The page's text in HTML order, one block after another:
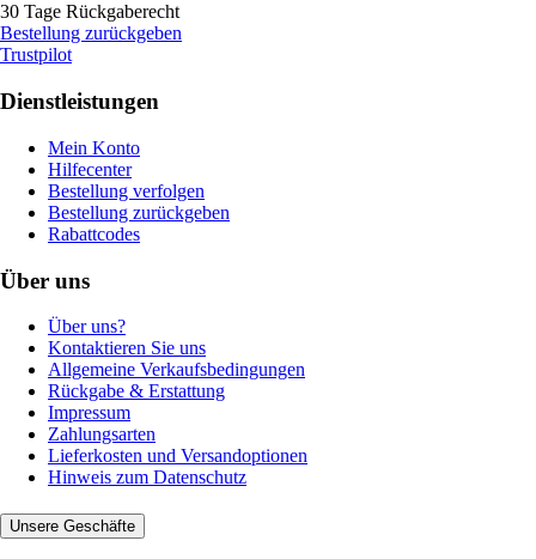
30 Tage Rückgaberecht
Bestellung zurückgeben
Trustpilot
Dienstleistungen
Mein Konto
Hilfecenter
Bestellung verfolgen
Bestellung zurückgeben
Rabattcodes
Über uns
Über uns?
Kontaktieren Sie uns
Allgemeine Verkaufsbedingungen
Rückgabe & Erstattung
Impressum
Zahlungsarten
Lieferkosten und Versandoptionen
Hinweis zum Datenschutz
Unsere Geschäfte